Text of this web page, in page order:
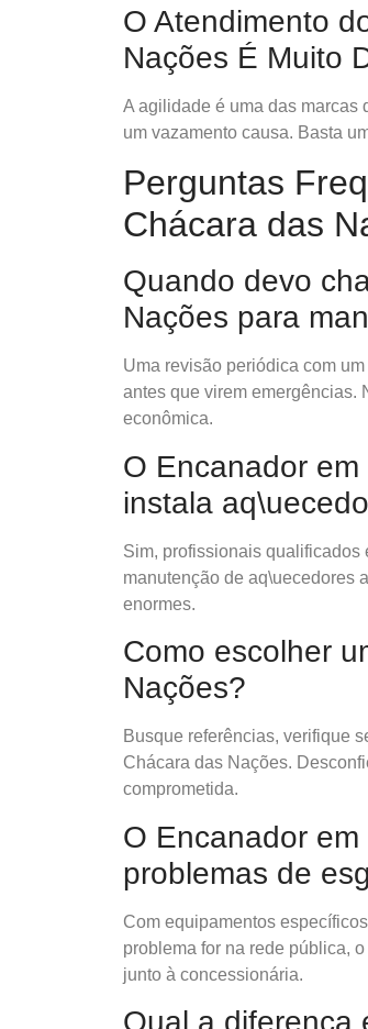
O Atendimento
Nações É Muito
A agilidade é uma das marcas
um vazamento causa. Basta
Perguntas
Chácara das
Quando devo
Nações para
Uma revisão periódica com
antes que virem emergências.
econômica.
O Encanador
instala
Sim, profissionais qualificados
manutenção de aq\uecedores
enormes.
Como escolher
Nações?
Busque referências, verifique
Chácara das Nações.
comprometida.
O Encanador
problemas de
Com equipamentos
problema for na rede pública,
junto à concessionária.
Qual a diferença